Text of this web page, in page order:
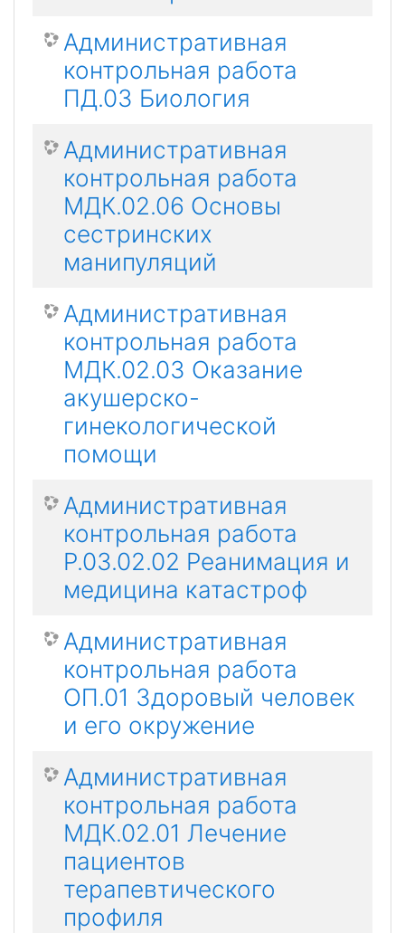
Административная
контрольная работа
ПД.03 Биология
Административная
контрольная работа
МДК.02.06 Основы
сестринских
манипуляций
Административная
контрольная работа
МДК.02.03 Оказание
акушерско-
гинекологической
помощи
Административная
контрольная работа
Р.03.02.02 Реанимация и
медицина катастроф
Административная
контрольная работа
ОП.01 Здоровый человек
и его окружение
Административная
контрольная работа
МДК.02.01 Лечение
пациентов
терапевтического
профиля